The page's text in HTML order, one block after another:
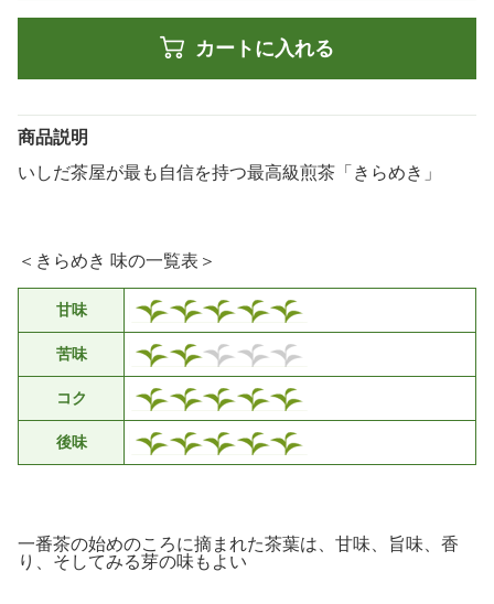
カートに入れる
商品説明
いしだ茶屋が最も自信を持つ最高級煎茶「きらめき」
＜きらめき 味の一覧表＞
甘味
苦味
コク
後味
一番茶の始めのころに摘まれた茶葉は、甘味、旨味、香
り、そしてみる芽の味もよい